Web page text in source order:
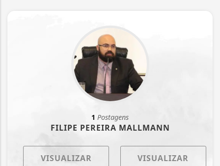
1 Postagens
FILIPE PEREIRA MALLMANN
VISUALIZAR
VISUALIZAR